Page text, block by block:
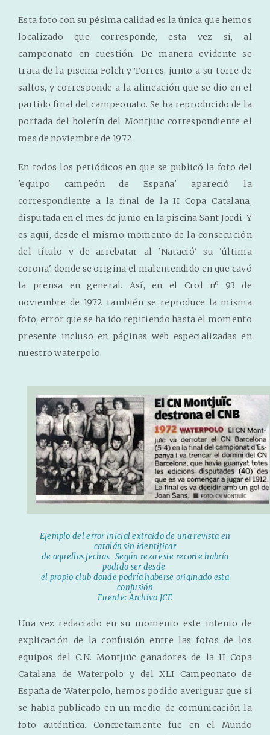
Esta foto con su pésima calidad es la única que hemos
localizado que corresponde, esta vez sí, al
campeonato en cuestión. De manera evidente se
trata de la piscina Folch y Torres, junto a su torre de
saltos, y corresponde a la alineación que se dio en el
partido final del campeonato. Se ha reproducido de la
portada del boletín del Montjuïc correspondiente el
mes de noviembre de 1972.
En todos los periódicos en que se publicó la foto del
'equipo campeón de España' apareció la
correspondiente a la final de la II Copa Catalana,
disputada en el mes de junio en la piscina Sant Jordi. Y
es aquí, desde el mismo momento de la consecución
del título y de arrebatar al 'Natació' su 'última
corona', donde se origina el malentendido en que cayó
la prensa en general. Así, en el Crol nº 93 de
noviembre de 1972 también se reproduce la misma
foto, error que se ha ido repitiendo hasta el momento
presente incluso en páginas web especializadas en
nuestro waterpolo.
Ejemplo del error inicial extraido de una revista en
catalán sin identificar
de aquellas fechas. Según reza este recorte habría
podido ser desde
el propio club donde podría haberse originado esta
confusión
Fuente: Archivo JCE
Una vez redactado en su momento este intento de
explicación de la confusión entre las fotos de los
equipos del C.N. Montjuïc ganadores de la II Copa
Catalana de Waterpolo y del XLI Campeonato de
España de Waterpolo, hemos podido averiguar que sí
se habia publicado en un medio de comunicación la
foto auténtica. Concretamente fue en el Mundo